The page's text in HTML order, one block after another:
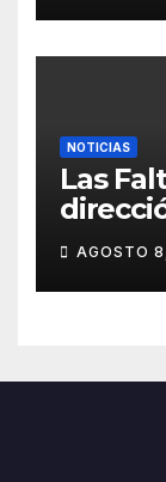
NOTICIAS
Las
para
AGOSTO